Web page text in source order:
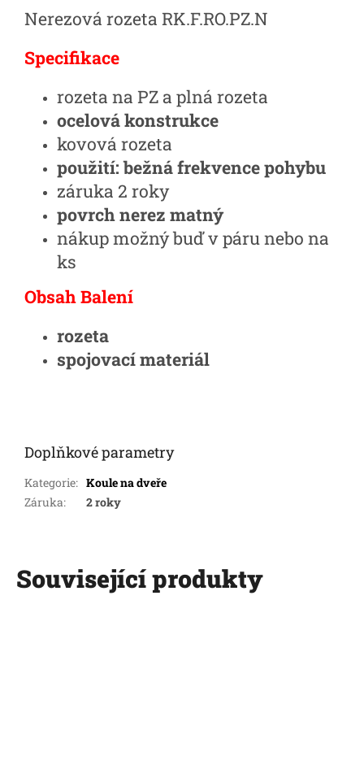
Nerezová rozeta RK.F.RO.PZ.N
Specifikace
rozeta na PZ a plná rozeta
ocelová konstrukce
kovová rozeta
použití: bežná frekvence pohybu
záruka 2 roky
povrch nerez matný
nákup možný buď v páru nebo na
ks
Obsah Balení
rozeta
spojovací materiál
Doplňkové parametry
Kategorie: Koule na dveře
Záruka: 2 roky
Související produkty